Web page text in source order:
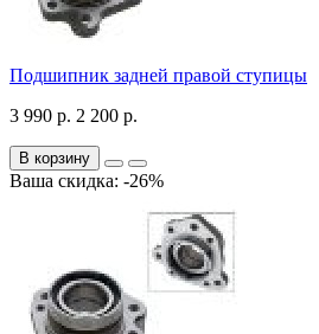
Подшипник задней правой ступицы
3 990 р. 2 200 р.
В корзину
Ваша скидка: -26%